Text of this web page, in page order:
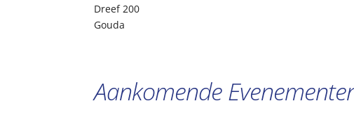
Dreef 200
Gouda
Aankomende